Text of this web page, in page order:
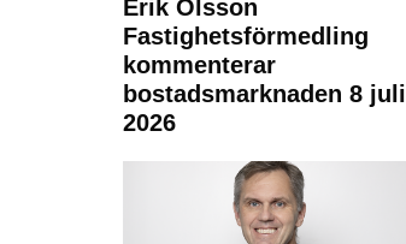
Erik Olsson
Fastighetsförmedling
kommenterar
bostadsmarknaden 8 juli
2026